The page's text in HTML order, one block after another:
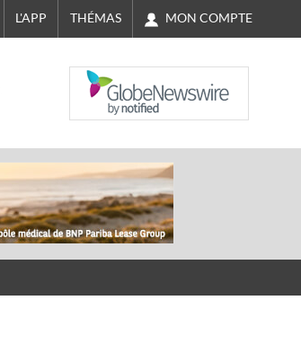
L'APP THÉMAS MON COMPTE
NASDAQ